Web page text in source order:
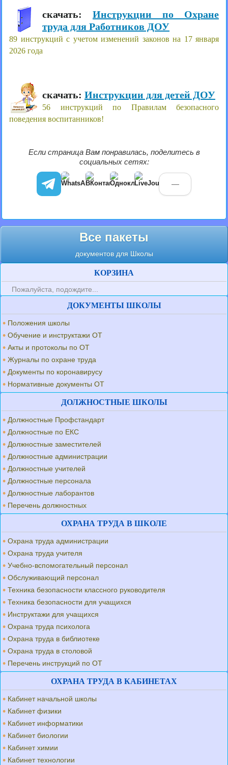
скачать: Инструкции по Охране
труда для Работников ДОУ
89 инструкций с учетом изменений законов на 17 января
2026 года
скачать: Инструкции для детей ДОУ
56 инструкций по Правилам безопасного
поведения воспитанников!
Если страница Вам понравилась, поделитесь в
социальных сетях:
—
Все пакеты
документов для Школы
КОРЗИНА
Пожалуйста, подождите...
ДОКУМЕНТЫ ШКОЛЫ
Положения школы
Обучение и инструктажи ОТ
Акты и протоколы по ОТ
Журналы по охране труда
Документы по коронавирусу
Нормативные документы ОТ
ДОЛЖНОСТНЫЕ ШКОЛЫ
Должностные Профстандарт
Должностные по ЕКС
Должностные заместителей
Должностные администрации
Должностные учителей
Должностные персонала
Должностные лаборантов
Перечень должностных
ОХРАНА ТРУДА В ШКОЛЕ
Охрана труда администрации
Охрана труда учителя
Учебно-вспомогательный персонал
Обслуживающий персонал
Техника безопасности классного руководителя
Техника безопасности для учащихся
Инструктажи для учащихся
Охрана труда психолога
Охрана труда в библиотеке
Охрана труда в столовой
Перечень инструкций по ОТ
ОХРАНА ТРУДА В КАБИНЕТАХ
Кабинет начальной школы
Кабинет физики
Кабинет информатики
Кабинет биологии
Кабинет химии
Кабинет технологии